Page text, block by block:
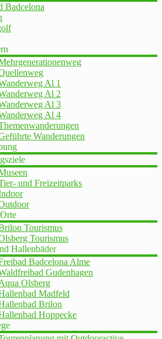
Badcelona
Al 1
Al 2
Al 3
Al 4
Wanderungen
und Freizeitparks
Tourismus
Tourismus
Hallenbäder
Badcelona Alme
Gudenhagen
Olsberg
Madfeld
Brilon
Hoppecke